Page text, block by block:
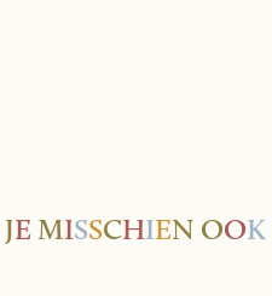
JE MISSCHIEN OOK